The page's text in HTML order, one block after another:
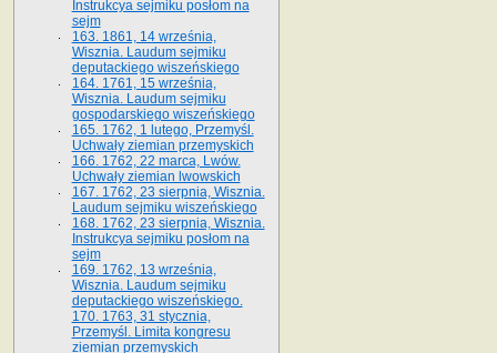
Instrukcya sejmiku posłom na
sejm
163. 1861, 14 września,
Wisznia. Laudum sejmiku
deputackiego wiszeńskiego
164. 1761, 15 września,
Wisznia. Laudum sejmiku
gospodarskiego wiszeńskiego
165. 1762, 1 lutego, Przemyśl.
Uchwały ziemian przemyskich
166. 1762, 22 marca, Lwów.
Uchwały ziemian lwowskich
167. 1762, 23 sierpnia, Wisznia.
Laudum sejmiku wiszeńskiego
168. 1762, 23 sierpnia, Wisznia.
Instrukcya sejmiku posłom na
sejm
169. 1762, 13 września,
Wisznia. Laudum sejmiku
deputackiego wiszeńskiego.
170. 1763, 31 stycznia,
Przemyśl. Limita kongresu
ziemian przemyskich